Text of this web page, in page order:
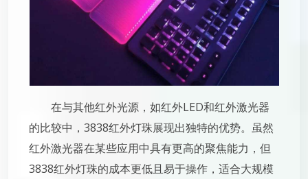
在与其他红外光源，如红外LED和红外激光器
的比较中，3838红外灯珠展现出独特的优势。虽然
红外激光器在某些应用中具有更高的聚焦能力，但
3838红外灯珠的成本更低且易于操作，适合大规模